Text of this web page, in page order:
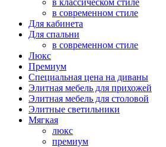
в классическом стиле
в современном стиле
Для кабинета
Для спальни
в современном стиле
Люкс
Премиум
Специальная цена на диваны
Элитная мебель для прихожей
Элитная мебель для столовой
Элитные светильники
Мягкая
люкс
премиум